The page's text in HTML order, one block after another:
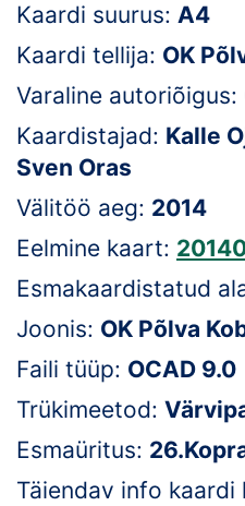
Galerii
Kalender
Koondised
Tulemused
Dokumendid
Suletud maastikud
Püsirajad
Kaardi suurus: A4
Kaardi tellija: OK
Varaline autoriõigus:
Kaardistajad: Kalle
Sven Oras
Välitöö aeg: 2014
Eelmine kaart:
Esmakaardistatud
Joonis: OK Põlva
Faili tüüp: OCAD 9.0
Trükimeetod:
Esmaüritus:
Täiendav info kaardi